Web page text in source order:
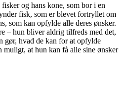
og hans kone, som bor i en
fisk, som er blevet fortryllet om
som kan opfylde alle deres ønsker.
– hun bliver aldrig tilfreds med det,
gør, hvad de kan for at opfylde
muligt, at hun kan få alle sine ønsker